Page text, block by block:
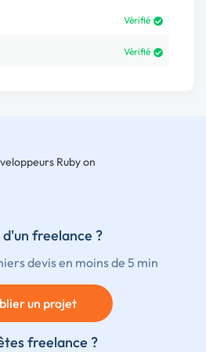
Vérifié
Vérifié
Ruby on
d'un freelance ?
devis en moins de 5 min
un projet
freelance ?